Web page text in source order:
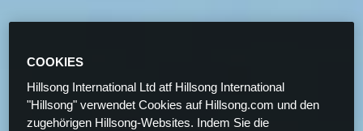
COOKIES
Hillsong International Ltd atf Hillsong International
"Hillsong" verwendet Cookies auf Hillsong.com und den
zugehörigen Hillsong-Websites. Indem Sie die